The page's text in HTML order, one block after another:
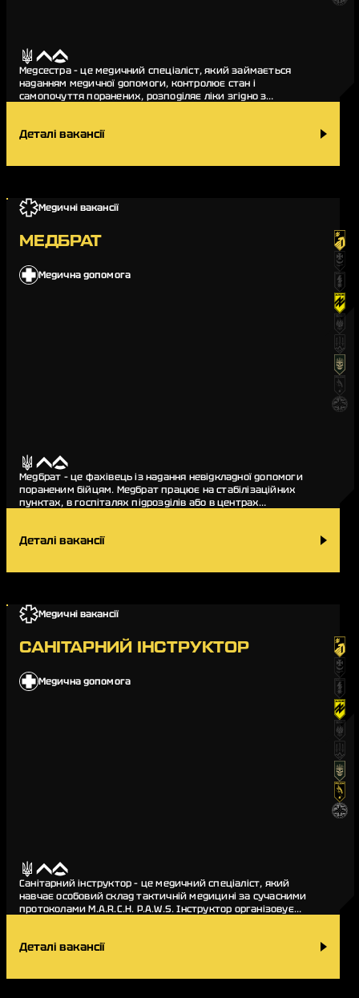
Медсестра – це медичний спеціаліст, який займається
наданням медичної допомоги, контролює стан і
самопочуття поранених, розподіляє ліки згідно з
Деталі вакансії
Медичні вакансії
МЕДБРАТ
Медична допомога
Медбрат – це фахівець із надання невідкладної допомоги
пораненим бійцям. Медбрат працює на стабілізаційних
пунктах, в госпіталях підрозділів або в центрах
Деталі вакансії
Медичні вакансії
САНІТАРНИЙ ІНСТРУКТОР
Медична допомога
Санітарний інструктор – це медичний спеціаліст, який
навчає особовий склад тактичній медицині за сучасними
протоколами M.A.R.C.H. P.A.W.S. Інструктор організовує
Деталі вакансії